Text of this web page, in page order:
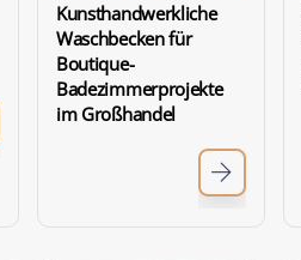
Kunsthandwerkliche
Waschbecken für
Boutique-
Badezimmerprojekte
im Großhandel